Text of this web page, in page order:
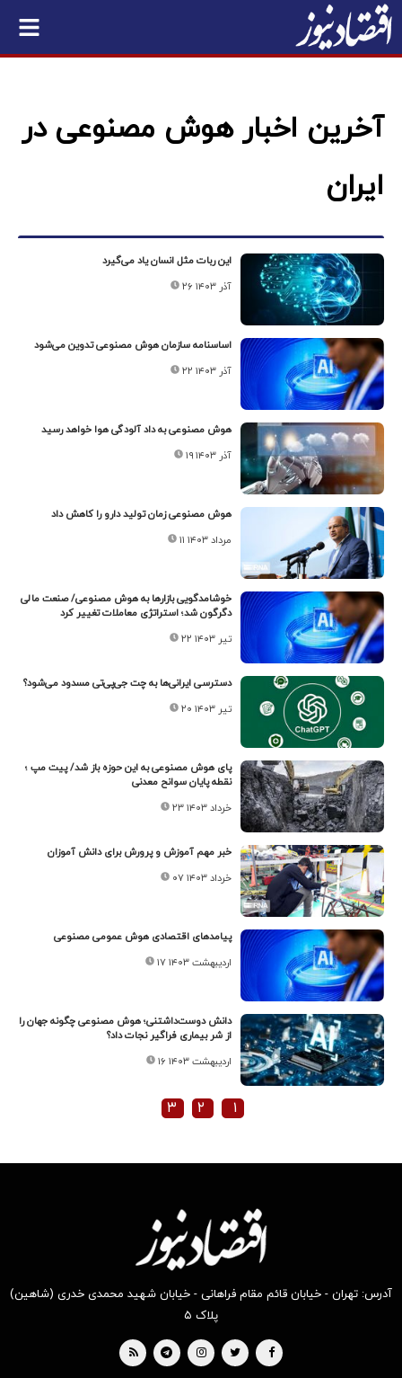
آخرین اخبار هوش مصنوعی در
ایران
این ربات مثل انسان یاد می‌گیرد
۲۶ آذر ۱۴۰۳
اساسنامه سازمان هوش مصنوعی تدوین می‌شود
۲۲ آذر ۱۴۰۳
هوش مصنوعی به داد آلودگی هوا خواهد رسید
۱۹ آذر ۱۴۰۳
هوش مصنوعی زمان تولید دارو را کاهش داد
۱۱ مرداد ۱۴۰۳
خوشامدگویی بازارها به هوش مصنوعی/ صنعت مالی
دگرگون شد؛ استراتژی‌ معاملات تغییر کرد
۲۲ تیر ۱۴۰۳
دسترسی ایرانی‌ها به چت جی‌پی‌تی مسدود می‌شود؟
۲۰ تیر ۱۴۰۳
پای هوش مصنوعی به این حوزه باز شد/ پیت مپ ؛
نقطه پایان سوانح معدنی
۲۳ خرداد ۱۴۰۳
خبر مهم آموزش و پرورش برای دانش آموزان
۰۷ خرداد ۱۴۰۳
پیامدهای اقتصادی هوش عمومی مصنوعی
۱۷ اردیبهشت ۱۴۰۳
دانش دوست‌داشتنی؛ هوش مصنوعی چگونه جهان را
از شر بیماری فراگیر نجات داد؟
۱۶ اردیبهشت ۱۴۰۳
۱ ۲ ۳
آدرس: تهران - خیابان قائم مقام فراهانی - خیابان شهید محمدی خدری (شاهین)
پلاک ۵